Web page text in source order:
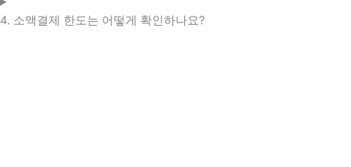
4. 소액결제 한도는 어떻게 확인하나요?